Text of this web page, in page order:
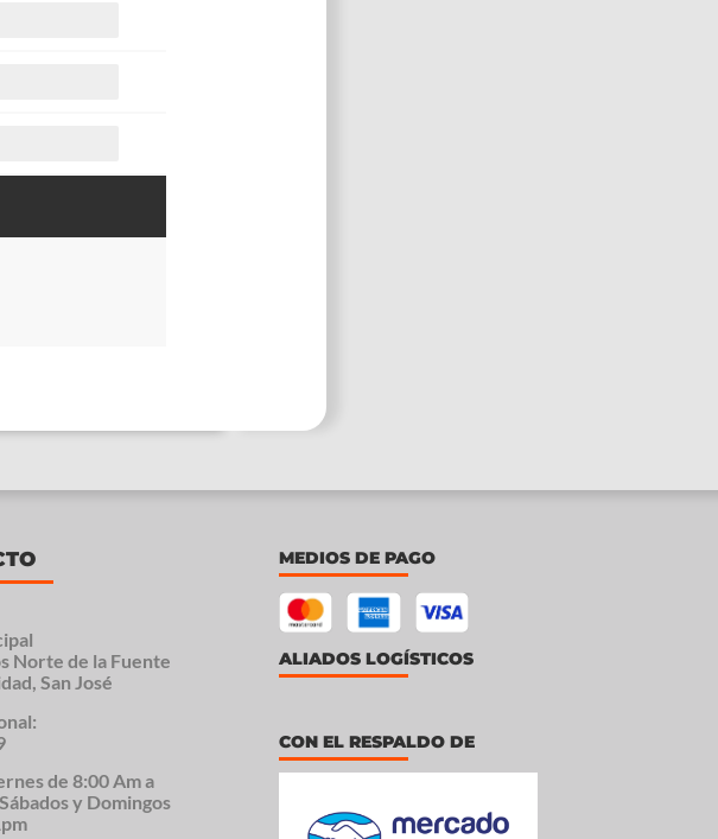
Norte de la Fuente
San José
de 8:00 Am a
y Domingos
MEDIOS DE PAGO
ALIADOS LOGÍSTICOS
CON EL RESPALDO DE